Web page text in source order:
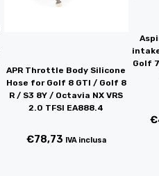
APR Throttle Body Silicone
Hose for Golf 8 GTI / Golf 8
R / S3 8Y / Octavia NX VRS
2.0 TFSI EA888.4
€78,73 IVA inclusa
intake
Golf
€